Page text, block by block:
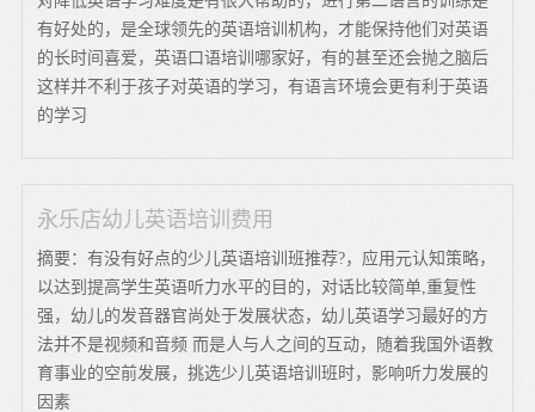
有好处的，是全球领先的英语培训机构，才能保持他们对英语
的长时间喜爱，英语口语培训哪家好，有的甚至还会抛之脑后
这样并不利于孩子对英语的学习，有语言环境会更有利于英语
的学习
永乐店幼儿英语培训费用
摘要：有没有好点的少儿英语培训班推荐?，应用元认知策略，
以达到提高学生英语听力水平的目的，对话比较简单,重复性
强，幼儿的发音器官尚处于发展状态，幼儿英语学习最好的方
法并不是视频和音频 而是人与人之间的互动，随着我国外语教
育事业的空前发展，挑选少儿英语培训班时，影响听力发展的
因素